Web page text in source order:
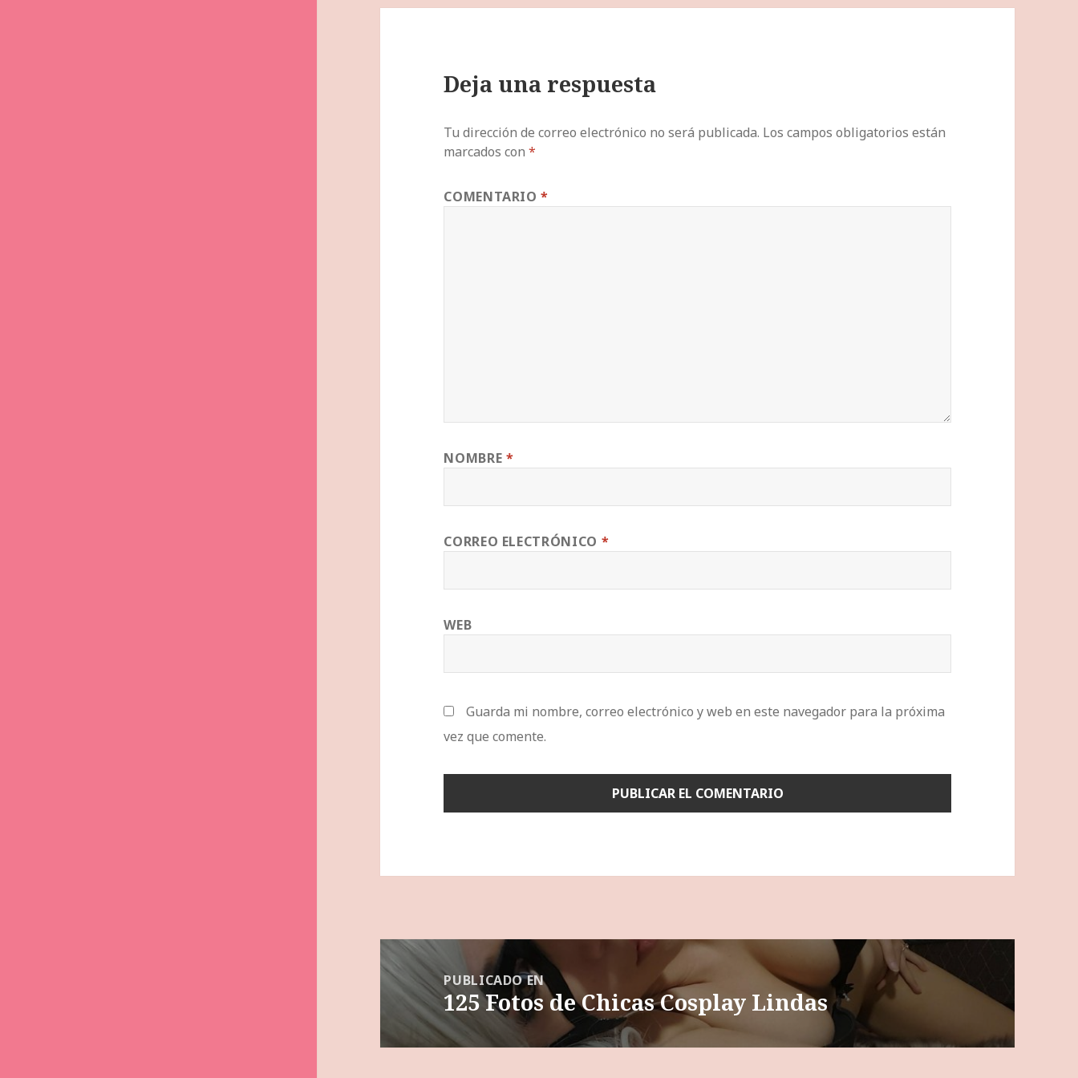
Deja una respuesta
Tu dirección de correo electrónico no será publicada. Los campos obligatorios están
marcados con*
COMENTARIO*
NOMBRE *
CORREO ELECTRÓNICO *
WEB
Guarda mi nombre, correo electrónico y web en este navegador para la próxima
vez que comente.
Navegación
de
entradas
PUBLICADO EN
125 Fotos de Chicas Cosplay Lindas